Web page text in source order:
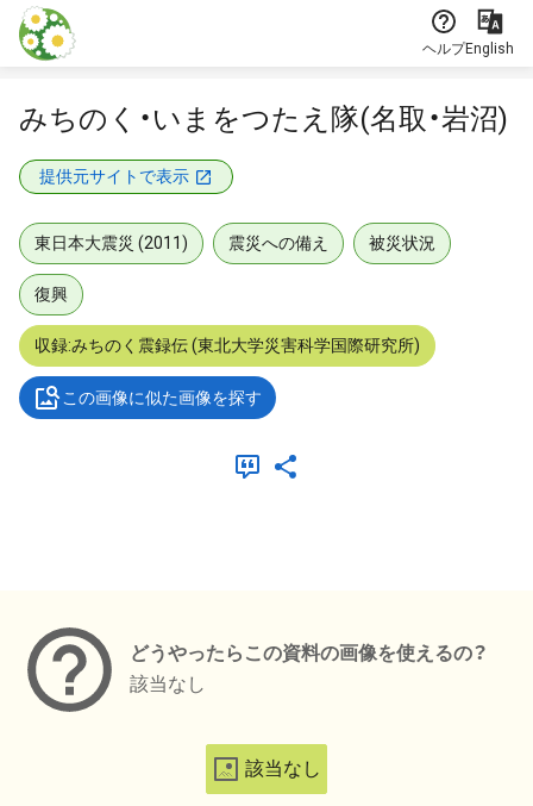
本文に飛ぶ
ヘルプEnglish
みちのく・いまをつたえ隊(名取・岩沼)
提供元サイトで表示
東日本大震災 (2011) 震災への備え 被災状況
復興
収録:みちのく震録伝 (東北大学災害科学国際研究所)
この画像に似た画像を探す
どうやったらこの資料の画像を使えるの？
該当なし
該当なし